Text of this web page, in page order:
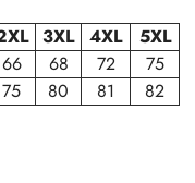
3XL 4XL
5XL
66 68 72
75
75 80 81 82